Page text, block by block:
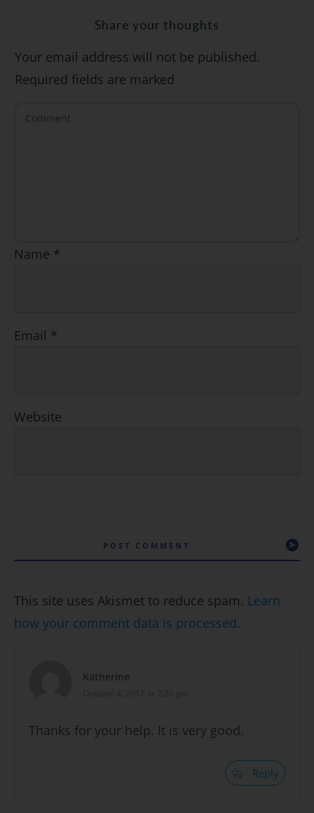
SÍ, QUIERO
Share your thoughts
Your email address will not be published.
Required fields are marked
Name *
Email *
Website
POST COMMENT
This site uses Akismet to reduce spam. Learn
how your comment data is processed.
Katherine
Thanks for your help. It is very good.
Reply